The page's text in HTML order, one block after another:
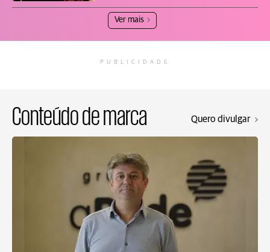
Ver mais
PUBLICIDADE
Conteúdo de marca Quero divulgar